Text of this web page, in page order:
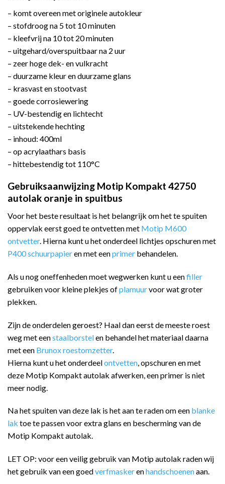
– komt overeen met originele autokleur
– stofdroog na 5 tot 10 minuten
– kleefvrij na 10 tot 20 minuten
– uitgehard/overspuitbaar na 2 uur
– zeer hoge dek- en vulkracht
– duurzame kleur en duurzame glans
– krasvast en stootvast
– goede corrosiewering
– UV-bestendig en lichtecht
– uitstekende hechting
– inhoud: 400ml
– op acrylaathars basis
– hittebestendig tot 110°C
Gebruiksaanwijzing Motip Kompakt 42750
autolak oranje in spuitbus
Voor het beste resultaat is het belangrijk om het te spuiten
oppervlak eerst goed te ontvetten met Motip M600
ontvetter. Hierna kunt u het onderdeel lichtjes opschuren met
P400 schuurpapieren met eenprimer behandelen.
Als u nog oneffenheden moet wegwerken kunt u eenfiller
gebruiken voor kleine plekjes ofplamuurvoor wat groter
plekken.
Zijn de onderdelen geroest? Haal dan eerst de meeste roest
weg met eenstaalborstelen behandel het materiaal daarna
met een Brunox roestomzetter.
Hierna kunt u het onderdeelontvetten , opschuren en met
deze Motip Kompakt autolak afwerken, een primer is niet
meer nodig.
Na het spuiten van deze lak is het aan te raden om een blanke
lak toe te passen voor extra glans en bescherming van de
Motip Kompakt autolak.
LET OP: voor een veilig gebruik van Motip autolak raden wij
het gebruik van een goedverfmaskerenhandschoenenaan.